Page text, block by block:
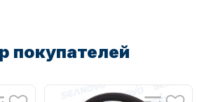
покупателей